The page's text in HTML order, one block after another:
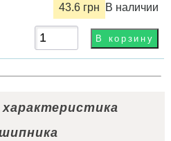
43.6 грн В наличии
характеристика